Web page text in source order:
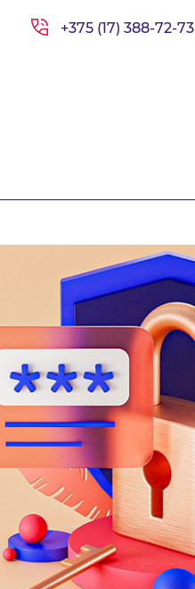
+375 (17) 388-72-73